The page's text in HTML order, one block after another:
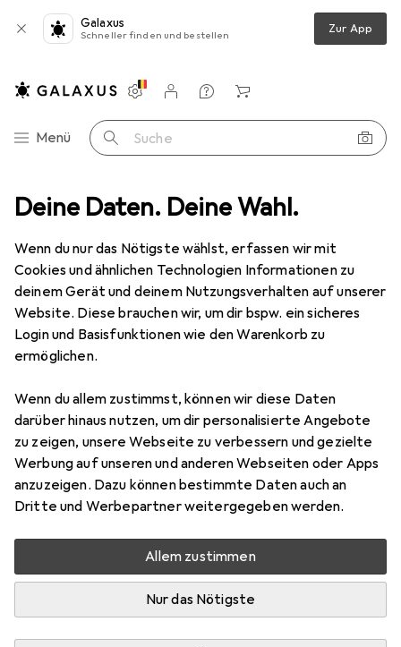
Deine Daten. Deine Wahl.
Wenn du nur das Nötigste wählst, erfassen wir mit
Cookies und ähnlichen Technologien Informationen zu
deinem Gerät und deinem Nutzungsverhalten auf unserer
Website. Diese brauchen wir, um dir bspw. ein sicheres
Login und Basisfunktionen wie den Warenkorb zu
ermöglichen.
Wenn du allem zustimmst, können wir diese Daten
darüber hinaus nutzen, um dir personalisierte Angebote
zu zeigen, unsere Webseite zu verbessern und gezielte
Werbung auf unseren und anderen Webseiten oder Apps
anzuzeigen. Dazu können bestimmte Daten auch an
Dritte und Werbepartner weitergegeben werden.
Allem zustimmen
Nur das Nötigste
Galaxus
Schneller finden und bestellen Zur App
Navigation nach Kategorien
Menü Suche
Einstellungen
Kundenkonto
Vergleichslisten
Merklisten
Warenkorb
Arbeitsbekleidung Schutzanzug + Arbeitsoverall
Schutzanzug + Arbeitsoverall
Produkte Forum